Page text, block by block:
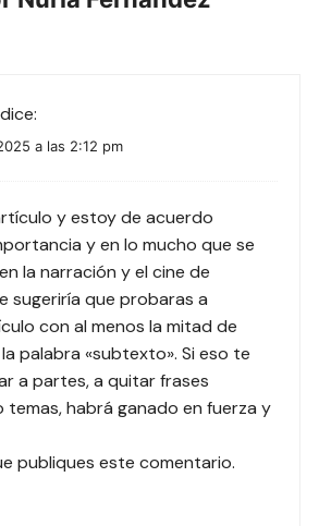
dice:
a las 2:12 pm
y estoy de acuerdo
y en lo mucho que se
la narración y el cine de
sugeriría que probaras a
con al menos la mitad de
palabra «subtexto». Si eso te
a partes, a quitar frases
temas, habrá ganado en fuerza y
publiques este comentario.